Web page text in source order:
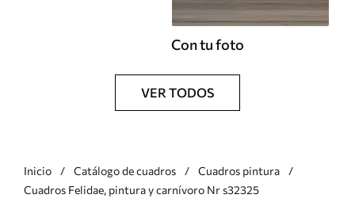
Con tu foto
VER TODOS
Inicio Catálogo de cuadros
Cuadros pintura
Cuadros Felidae, pintura y carnívoro Nr s32325